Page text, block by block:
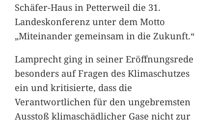
Schäfer-Haus in Petterweil die 31.
Landeskonferenz unter dem Motto
„Miteinander gemeinsam in die Zukunft.“
Lamprecht ging in seiner Eröffnungsrede
besonders auf Fragen des Klimaschutzes
ein und kritisierte, dass die
Verantwortlichen für den ungebremsten
Ausstoß klimaschädlicher Gase nicht zur